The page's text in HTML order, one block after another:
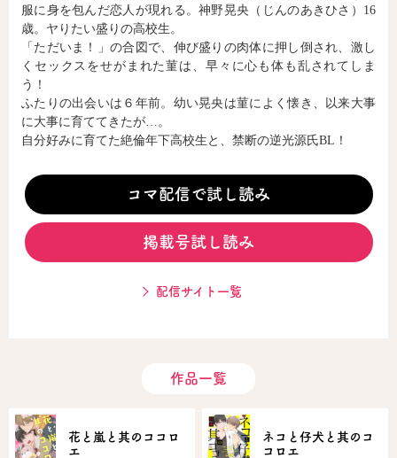
コミックパルフェ
コミックエッセイ
服に身を包んだ恋人が現れる。神野晃央（じんのあきひさ）16
歳。ヤりたい盛りの高校生。
「ただいま！」の合図で、伸び盛りの肉体に押し倒され、激し
くセックスをせがまれた菫は、早々に心も体も乱されてしま
う！
ふたりの出会いは６年前。幼い晃央は菫によく懐き、以来大事
に大事に育ててきたが…。
自分好みに育てた絶倫年下高校生と、禁断の逆光源氏BL！
コマ配信で試し読み
掲載号試し読み
配信サイト一覧
作品一覧
花と嵐と其のココロ
エ
ネコと仔犬と其のコ
コロエ